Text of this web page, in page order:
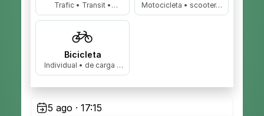
Trafic • Transit •
Master…
Motocicleta • scooter…
Bicicleta
Individual • de carga •
biplaza…
5 ago · 17:15